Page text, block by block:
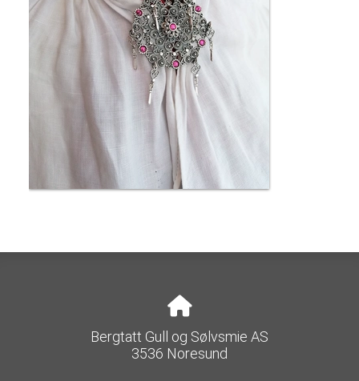
Bergtatt Gull og Sølvsmie AS
3536 Noresund